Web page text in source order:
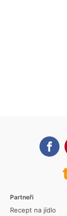
Partneři
Recept na jídlo